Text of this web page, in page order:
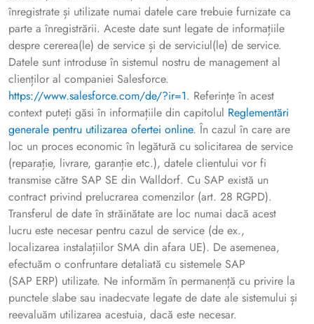
înregistrate și utilizate numai datele care trebuie furnizate ca
parte a înregistrării. Aceste date sunt legate de informațiile
despre cererea(le) de service și de serviciul(le) de service.
Datele sunt introduse în sistemul nostru de management al
clienților al companiei Salesforce.
https://www.salesforce.com/de/?ir=1. Referințe în acest
context puteți găsi în informațiile din capitolul Reglementări
generale pentru utilizarea ofertei online. În cazul în care are
loc un proces economic în legătură cu solicitarea de service
(reparație, livrare, garanție etc.), datele clientului vor fi
transmise către SAP SE din Walldorf. Cu SAP există un
contract privind prelucrarea comenzilor (art. 28 RGPD).
Transferul de date în străinătate are loc numai dacă acest
lucru este necesar pentru cazul de service (de ex.,
localizarea instalațiilor SMA din afara UE). De asemenea,
efectuăm o confruntare detaliată cu sistemele SAP
(SAP ERP) utilizate. Ne informăm în permanență cu privire la
punctele slabe sau inadecvate legate de date ale sistemului și
reevaluăm utilizarea acestuia, dacă este necesar.